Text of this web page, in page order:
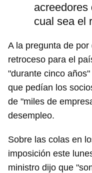
acreedores
cual sea el
A la pregunta de
retroceso para el
"durante cinco
que pedían los
de "miles de
desempleo.
Sobre las colas en
imposición este
ministro dijo que